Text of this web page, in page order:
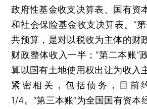
政府性基金收支决算表、国有资
和社会保险基金收支决算表。“
共预算，是对以税收为主体的财
财政整体收入一半；“第二本账”
算以国有土地使用权出让为收入
紧密相关，包括债务，目前
1/4。“第三本账”为全国国有资本